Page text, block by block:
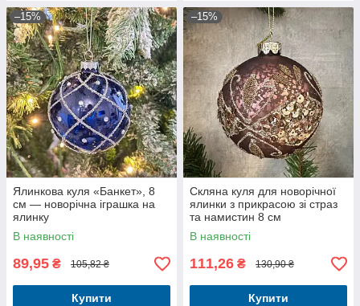
–15%
Ялинкова куля «Банкет», 8
см — новорічна іграшка на
ялинку
В наявності
89,95 ₴ 105,82 ₴
Купити
–15%
Скляна куля для новорічної
ялинки з прикрасою зі страз
та намистин 8 см
В наявності
111,26 ₴ 130,90 ₴
Купити